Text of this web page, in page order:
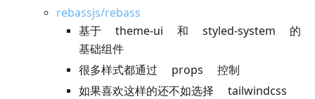
rebassjs/rebass
基于 theme-ui 和 styled-system 的
基础组件
很多样式都通过 props 控制
如果喜欢这样的还不如选择 tailwindcss